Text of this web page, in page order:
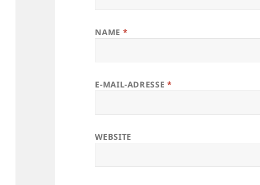
NAME *
E-MAIL-ADRESSE *
WEBSITE